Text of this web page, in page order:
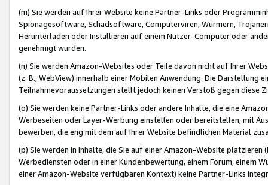
(m) Sie werden auf Ihrer Website keine Partner-Links oder
Spionagesoftware, Schadsoftware, Computerviren, Würmern,
Herunterladen oder Installieren auf einem Nutzer-Computer oder
genehmigt wurden.
(n) Sie werden Amazon-Websites oder Teile davon nicht auf Ihrer
(z. B., WebView) innerhalb einer Mobilen Anwendung. Die Darstellung
Teilnahmevoraussetzungen stellt jedoch keinen Verstoß gegen diese
(o) Sie werden keine Partner-Links oder andere Inhalte, die eine
Werbeseiten oder Layer-Werbung einstellen oder bereitstellen, mit
bewerben, die eng mit dem auf Ihrer Website befindlichen Material
(p) Sie werden in Inhalte, die Sie auf einer Amazon-Website
Werbediensten oder in einer Kundenbewertung, einem Forum, einem
einer Amazon-Website verfügbaren Kontext) keine Partner-Links